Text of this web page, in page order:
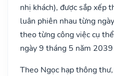
nhị khách), được sắp xếp
luân phiên nhau từng
theo từng công việc cụ
ngày 9 tháng 5 năm
Theo Ngọc hạp thông